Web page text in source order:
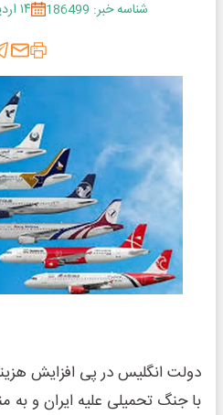
شناسه خبر: 186499
۱۴ اردیبهشت ۱۴۰۵
دولت انگلیس در پی افزایش
با جنگ تحمیلی علیه ایران و به